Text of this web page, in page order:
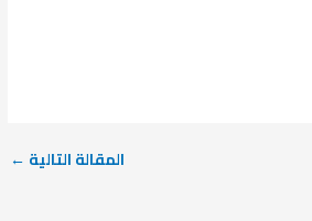
المقالة التالية ←